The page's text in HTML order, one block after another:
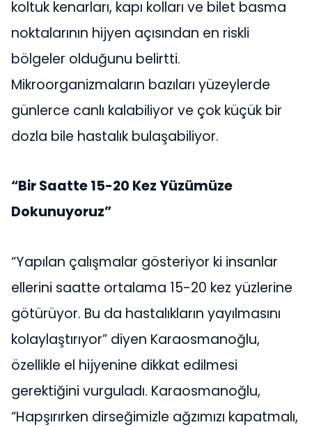
koltuk kenarları, kapı kolları ve bilet basma
noktalarının hijyen açısından en riskli
bölgeler olduğunu belirtti.
Mikroorganizmaların bazıları yüzeylerde
günlerce canlı kalabiliyor ve çok küçük bir
dozla bile hastalık bulaşabiliyor.
“Bir Saatte 15-20 Kez Yüzümüze
Dokunuyoruz”
“Yapılan çalışmalar gösteriyor ki insanlar
ellerini saatte ortalama 15-20 kez yüzlerine
götürüyor. Bu da hastalıkların yayılmasını
kolaylaştırıyor” diyen Karaosmanoğlu,
özellikle el hijyenine dikkat edilmesi
gerektiğini vurguladı. Karaosmanoğlu,
“Hapşırırken dirseğimizle ağzımızı kapatmalı,